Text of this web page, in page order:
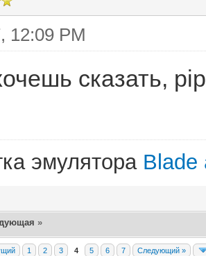
12:09 PM
сказать,
эмулятора Blade
»
1 2 3 4 5 6 7 Следующий »